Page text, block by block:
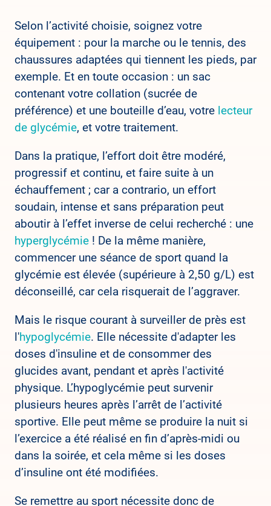
Selon l’activité choisie, soignez votre
équipement : pour la marche ou le tennis, des
chaussures adaptées qui tiennent les pieds, par
exemple. Et en toute occasion : un sac
contenant votre collation (sucrée de
préférence) et une bouteille d’eau, votre lecteur
de glycémie, et votre traitement.
Dans la pratique, l’effort doit être modéré,
progressif et continu, et faire suite à un
échauffement ; car a contrario, un effort
soudain, intense et sans préparation peut
aboutir à l’effet inverse de celui recherché : une
hyperglycémie! De la même manière,
commencer une séance de sport quand la
glycémie est élevée (supérieure à 2,50 g/L) est
déconseillé, car cela risquerait de l’aggraver.
Mais le risque courant à surveiller de près est
l'hypoglycémie. Elle nécessite d'adapter les
doses d'insuline et de consommer des
glucides avant, pendant et après l'activité
physique. L’hypoglycémie peut survenir
plusieurs heures après l’arrêt de l’activité
sportive. Elle peut même se produire la nuit si
l’exercice a été réalisé en fin d’après-midi ou
dans la soirée, et cela même si les doses
d’insuline ont été modifiées.
Se remettre au sport nécessite donc de